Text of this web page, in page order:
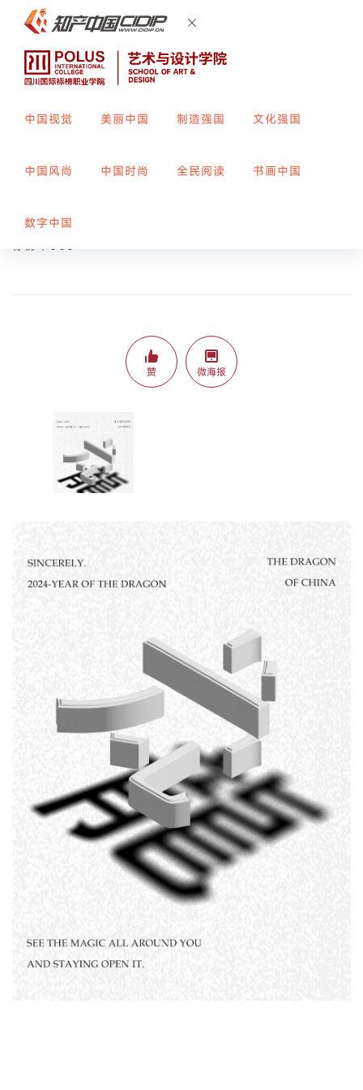
中国视觉 美丽中国 制造强国 文化强国
中国风尚 中国时尚 全民阅读 书画中国
数字中国
指导教师：
标榜平006
赞 微海报